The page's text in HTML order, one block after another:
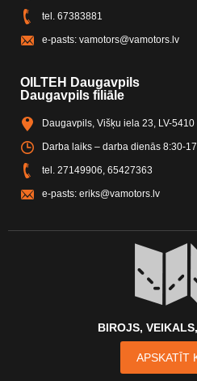
tel. 67383881
e-pasts: vamotors@vamotors.lv
OILTEH Daugavpils
Daugavpils filiāle
Daugavpils, Višķu iela 23, LV-5410
Darba laiks – darba dienās 8:30-
tel. 27149906, 65427363
e-pasts: eriks@vamotors.lv
BIROJS,
APSKATĪT